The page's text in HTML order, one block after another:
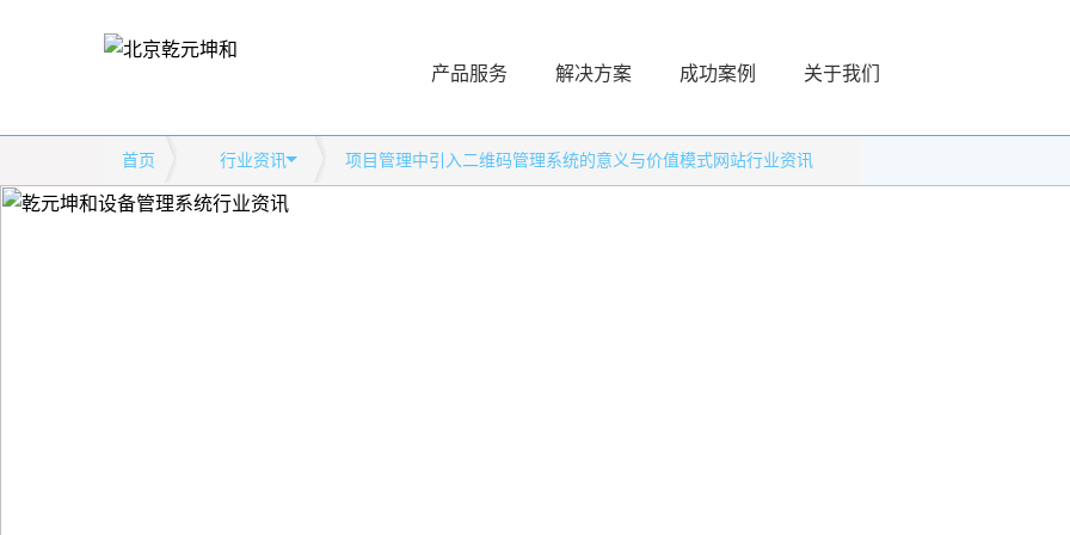
产品服务 解决方案 成功案例 关于我们
首页 行业资讯 项目管理中引入二维码管理系统的意义与价值模式网站行业资讯